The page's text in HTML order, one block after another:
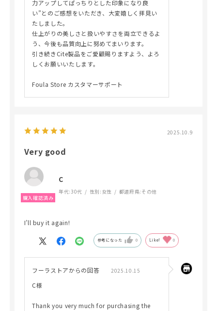
力アップしてぱっちりとした印象になり良
い”とのご感想をいただき、大変嬉しく拝見い
たしました。
仕上がりの美しさと扱いやすさを両立できるよ
う、今後も品質向上に努めてまいります。
引き続きCite製品をご愛顧賜りますよう、よろ
しくお願いいたします。
Foula Store カスタマーサポート
2025.10.9
Very good
C
年代:30代 性別: 女性 都道府県: その他
I’ll buy it again!
参考になった 0 Like! 0
フーラストアからの回答 2025.10.15
C様
Thank you very much for purchasing the